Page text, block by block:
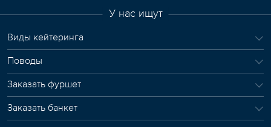
У нас ищут
Виды кейтеринга
Поводы
Заказать фуршет
Заказать банкет